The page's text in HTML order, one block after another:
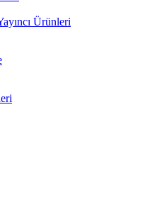
Ürünleri